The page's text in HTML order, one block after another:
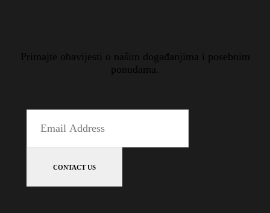
Primajte obavijesti o našim događanjima i posebnim
ponudama.